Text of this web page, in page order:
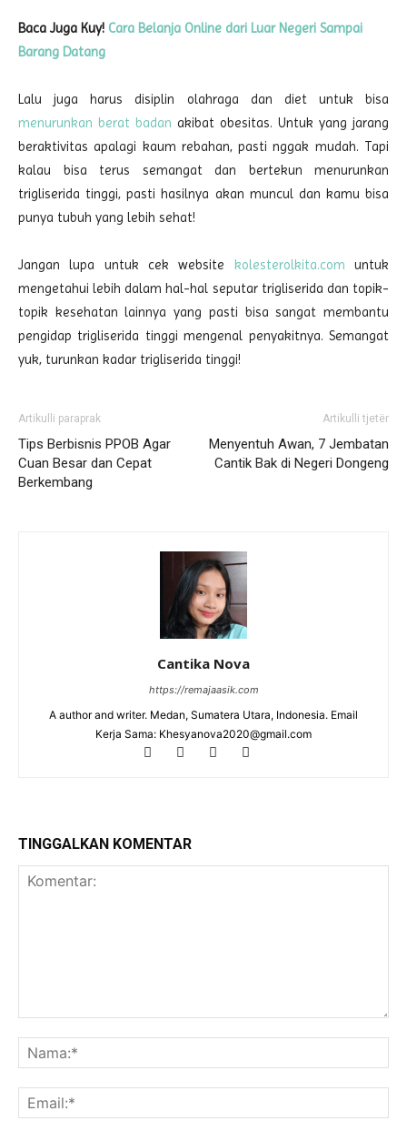
Baca Juga Kuy! Cara Belanja Online dari Luar Negeri Sampai
Barang Datang
Lalu juga harus disiplin olahraga dan diet untuk bisa
menurunkan berat badan akibat obesitas. Untuk yang jarang
beraktivitas apalagi kaum rebahan, pasti nggak mudah. Tapi
kalau bisa terus semangat dan bertekun menurunkan
trigliserida tinggi, pasti hasilnya akan muncul dan kamu bisa
punya tubuh yang lebih sehat!
Jangan lupa untuk cek website kolesterolkita.com untuk
mengetahui lebih dalam hal-hal seputar trigliserida dan topik-
topik kesehatan lainnya yang pasti bisa sangat membantu
pengidap trigliserida tinggi mengenal penyakitnya. Semangat
yuk, turunkan kadar trigliserida tinggi!
Artikulli paraprak
Tips Berbisnis PPOB Agar
Cuan Besar dan Cepat
Berkembang
Artikulli tjetër
Menyentuh Awan, 7 Jembatan
Cantik Bak di Negeri Dongeng
Cantika Nova
https://remajaasik.com
A author and writer. Medan, Sumatera Utara, Indonesia. Email
Kerja Sama: Khesyanova2020@gmail.com
TINGGALKAN KOMENTAR